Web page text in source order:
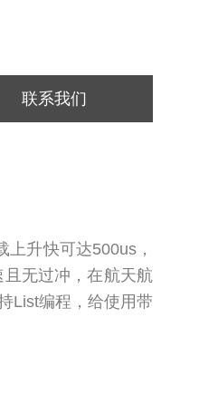
联系我们
升快可达500us，
无过冲，在航天航
List编程，给使用带